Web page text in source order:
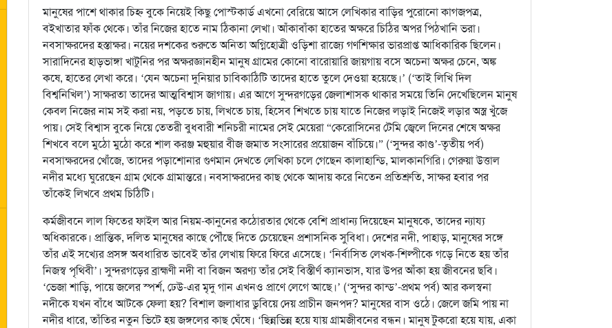
মানুষের পাশে থাকার চিহ্ন বুকে নিয়েই কিছু পোস্টকার্ড এখনো বেরিয়ে আসে লেখিকার বাড়ির পুরোনো কাগজপত্র,
বইখাতার ফাঁক থেকে। তাঁর নিজের হাতে নাম ঠিকানা লেখা। আঁকাবাঁকা হাতের অক্ষরে চিঠির অপর পিঠখানি ভরা।
নবসাক্ষরদের হস্তাক্ষর। নয়ের দশকের শুরুতে অনিতা অগ্নিহোত্রী ওড়িশা রাজ্যে গণশিক্ষার ভারপ্রাপ্ত আধিকারিক ছিলেন।
সারাদিনের হাড়ভাঙ্গা খাটুনির পর অক্ষরজ্ঞানহীন মানুষ গ্রামের কোনো বারোয়ারি জায়গায় বসে অচেনা অক্ষর চেনে, অঙ্ক
কষে, হাতের লেখা করে। ‘যেন অচেনা দুনিয়ার চাবিকাঠিটি তাদের হাতে তুলে দেওয়া হয়েছে।’ (‘তাই লিখি দিল
বিশ্বনিখিল’) সাক্ষরতা তাদের আত্মবিশ্বাস জাগায়। এর আগে সুন্দরগড়ের জেলাশাসক থাকার সময়ে তিনি দেখেছিলেন মানুষ
কেবল নিজের নাম সই করা নয়, পড়তে চায়, লিখতে চায়, হিসেব শিখতে চায় যাতে নিজের লড়াই নিজেই লড়ার অস্ত্র খুঁজে
পায়। সেই বিশ্বাস বুকে নিয়ে তেতরী বুধবারী শনিচরী নামের সেই মেয়েরা “কেরোসিনের টেমি জ্বেলে দিনের শেষে অক্ষর
শিখবে বলে মুঠো মুঠো করে শাল করঞ্জ মহুয়ার বীজ জমাত সংসারের প্রয়োজন বাঁচিয়ে।” (‘সুন্দর কাণ্ড’-তৃতীয় পর্ব)
নবসাক্ষরদের খোঁজে, তাদের পড়াশোনার গুণমান দেখতে লেখিকা চলে গেছেন কালাহান্ডি, মালকানগিরি। গেরুয়া উত্তাল
নদীর মধ্যে ঘুরেছেন গ্রাম থেকে গ্রামান্তরে। নবসাক্ষরদের কাছ থেকে আদায় করে নিতেন প্রতিশ্রুতি, সাক্ষর হবার পর
তাঁকেই লিখবে প্রথম চিঠিটি।
কর্মজীবনে লাল ফিতের ফাইল আর নিয়ম-কানুনের কঠোরতার থেকে বেশি প্রাধান্য দিয়েছেন মানুষকে, তাদের ন্যায্য
অধিকারকে। প্রান্তিক, দলিত মানুষের কাছে পৌঁছে দিতে চেয়েছেন প্রশাসনিক সুবিধা। দেশের নদী, পাহাড়, মানুষের সঙ্গে
তাঁর এই সখ্যের প্রসঙ্গ অবধারিত ভাবেই তাঁর লেখায় ফিরে ফিরে এসেছে। ‘নির্বাসিত লেখক-শিল্পীকে গড়ে নিতে হয় তাঁর
নিজস্ব পৃথিবী’। সুন্দরগড়ের ব্রাহ্মণী নদী বা বিজন অরণ্য তাঁর সেই বিস্তীর্ণ ক্যানভাস, যার উপর আঁকা হয় জীবনের ছবি।
‘ভেজা শাড়ি, পায়ে জলের স্পর্শ, ঢেউ-এর মৃদু গান এখনও প্রাণে লেগে আছে।’ (‘সুন্দর কান্ড’-প্রথম পর্ব) আর কলস্বনা
নদীকে যখন বাঁধে আটকে ফেলা হয়? বিশাল জলাধার ডুবিয়ে দেয় প্রাচীন জনপদ? মানুষের বাস ওঠে। জেলে জমি পায় না
নদীর ধারে, তাঁতির নতুন ভিটে হয় জঙ্গলের কাছ ঘেঁষে। ‘ছিন্নভিন্ন হয়ে যায় গ্রামজীবনের বন্ধন। মানুষ টুকরো হয়ে যায়, একা